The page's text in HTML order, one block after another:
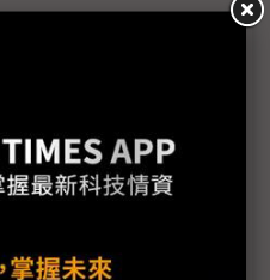
CEO：我們正